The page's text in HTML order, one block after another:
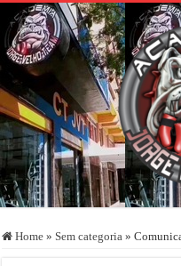
Home » Sem categoria »